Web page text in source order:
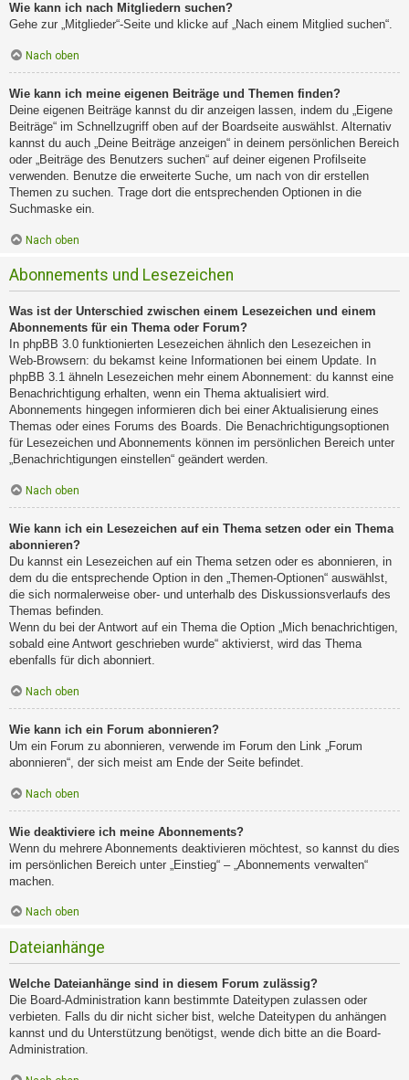
Wie kann ich nach Mitgliedern suchen?
Gehe zur „Mitglieder“-Seite und klicke auf „Nach einem Mitglied suchen“.
Nach oben
Wie kann ich meine eigenen Beiträge und Themen finden?
Deine eigenen Beiträge kannst du dir anzeigen lassen, indem du „Eigene
Beiträge“ im Schnellzugriff oben auf der Boardseite auswählst. Alternativ
kannst du auch „Deine Beiträge anzeigen“ in deinem persönlichen Bereich
oder „Beiträge des Benutzers suchen“ auf deiner eigenen Profilseite
verwenden. Benutze die erweiterte Suche, um nach von dir erstellen
Themen zu suchen. Trage dort die entsprechenden Optionen in die
Suchmaske ein.
Nach oben
Abonnements und Lesezeichen
Was ist der Unterschied zwischen einem Lesezeichen und einem
Abonnements für ein Thema oder Forum?
In phpBB 3.0 funktionierten Lesezeichen ähnlich den Lesezeichen in
Web-Browsern: du bekamst keine Informationen bei einem Update. In
phpBB 3.1 ähneln Lesezeichen mehr einem Abonnement: du kannst eine
Benachrichtigung erhalten, wenn ein Thema aktualisiert wird.
Abonnements hingegen informieren dich bei einer Aktualisierung eines
Themas oder eines Forums des Boards. Die Benachrichtigungsoptionen
für Lesezeichen und Abonnements können im persönlichen Bereich unter
„Benachrichtigungen einstellen“ geändert werden.
Nach oben
Wie kann ich ein Lesezeichen auf ein Thema setzen oder ein Thema
abonnieren?
Du kannst ein Lesezeichen auf ein Thema setzen oder es abonnieren, in
dem du die entsprechende Option in den „Themen-Optionen“ auswählst,
die sich normalerweise ober- und unterhalb des Diskussionsverlaufs des
Themas befinden.
Wenn du bei der Antwort auf ein Thema die Option „Mich benachrichtigen,
sobald eine Antwort geschrieben wurde“ aktivierst, wird das Thema
ebenfalls für dich abonniert.
Nach oben
Wie kann ich ein Forum abonnieren?
Um ein Forum zu abonnieren, verwende im Forum den Link „Forum
abonnieren“, der sich meist am Ende der Seite befindet.
Nach oben
Wie deaktiviere ich meine Abonnements?
Wenn du mehrere Abonnements deaktivieren möchtest, so kannst du dies
im persönlichen Bereich unter „Einstieg“ – „Abonnements verwalten“
machen.
Nach oben
Dateianhänge
Welche Dateianhänge sind in diesem Forum zulässig?
Die Board-Administration kann bestimmte Dateitypen zulassen oder
verbieten. Falls du dir nicht sicher bist, welche Dateitypen du anhängen
kannst und du Unterstützung benötigst, wende dich bitte an die Board-
Administration.